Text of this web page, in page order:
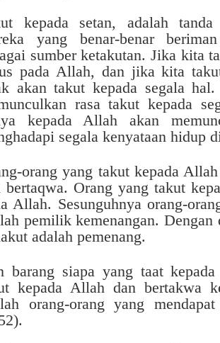
kepada setan, adalah
yang benar-benar
sumber ketakutan. Jika kita
pada Allah, dan jika kita
akan takut kepada segala
rasa takut kepada
kepada Allah akan
segala kenyataan hidup
orang yang takut kepada
bertaqwa. Orang yang takut
Allah. Sesunguhnya orang-
pemilik kemenangan. Dengan
adalah pemenang.
barang siapa yang taat
kepada Allah dan bertakwa
orang-orang yang